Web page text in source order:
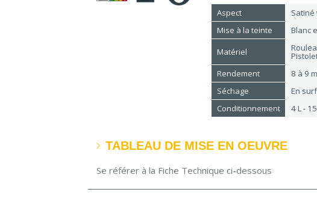
Aspect
Mise à la teinte
Blanc
Matériel
Rendement
8 à 9
Séchage
En
Conditionnement
4 L - 15
TABLEAU DE MISE EN OEUVRE
Se référer à la Fiche Technique ci-dessous